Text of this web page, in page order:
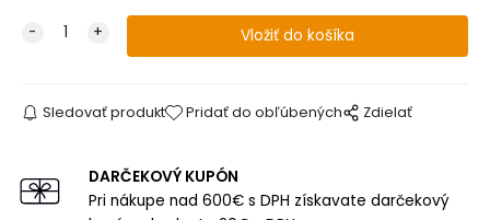
Sledovať produkt Pridať do obľúbených Zdielať
DARČEKOVÝ KUPÓN
Pri nákupe nad 600€ s DPH získavate darčekový